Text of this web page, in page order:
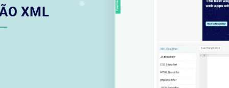
XML